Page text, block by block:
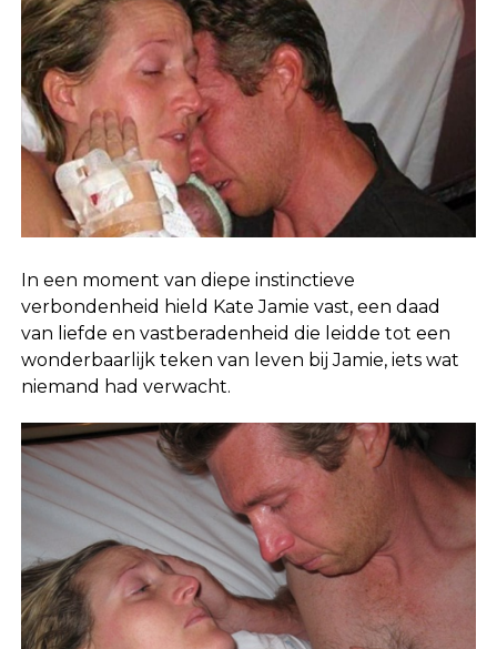
In een moment van diepe instinctieve
verbondenheid hield Kate Jamie vast, een daad
van liefde en vastberadenheid die leidde tot een
wonderbaarlijk teken van leven bij Jamie, iets wat
niemand had verwacht.